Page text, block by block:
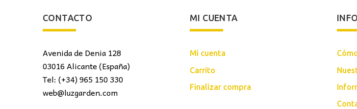
CONTACTO
Avenida de Denia 128
03016 Alicante (España)
Tel: (+34) 965 150 330
web@luzgarden.com
MI CUENTA
Mi cuenta
Carrito
Finalizar compra